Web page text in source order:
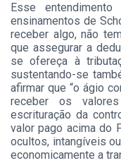
Esse
ensinamentos de
receber algo, não
que assegurar a
se ofereça à
sustentando-se
afirmar que “o ágio
receber os
escrituração da
valor pago acima do
ocultos, intangíveis
economicamente a